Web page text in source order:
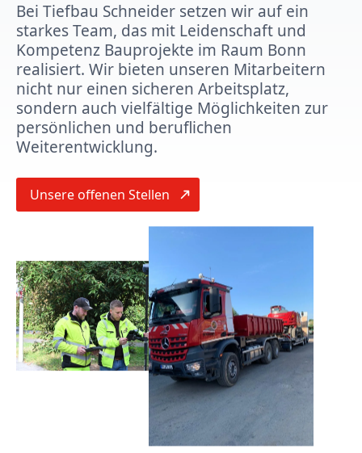
Bei Tiefbau Schneider setzen wir auf ein
starkes Team, das mit Leidenschaft und
Kompetenz Bauprojekte im Raum Bonn
realisiert. Wir bieten unseren Mitarbeitern
nicht nur einen sicheren Arbeitsplatz,
sondern auch vielfältige Möglichkeiten zur
persönlichen und beruflichen
Weiterentwicklung.
Unsere offenen Stellen